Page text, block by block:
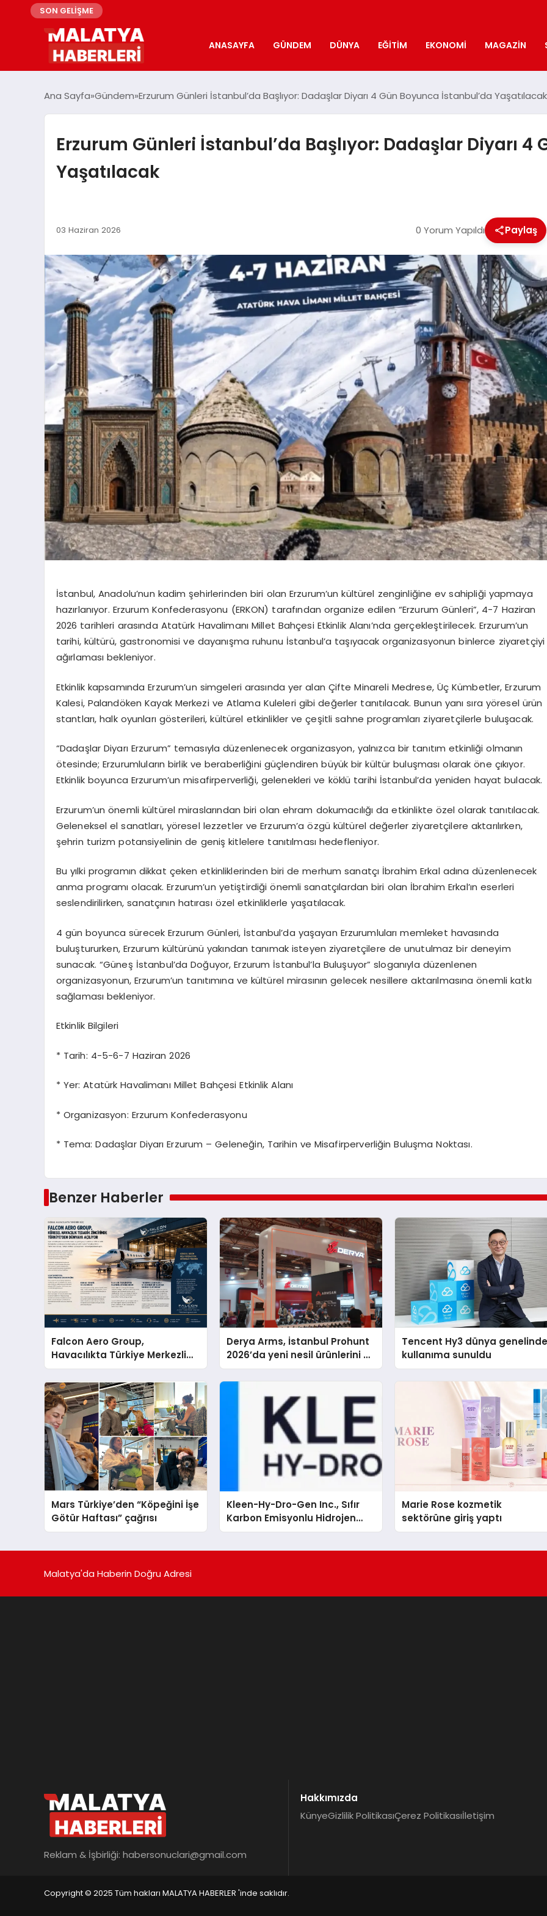
SON GELİŞME
ANASAYFA GÜNDEM DÜNYA EĞITIM EKONOMI MAGAZIN
Ana Sayfa Gündem Erzurum Günleri İstanbul’da Başlıyor: Dadaşlar Diyarı 4 Gün Boyunca İstanbul’da Yaşatılacak
Erzurum Günleri İstanbul’da Başlıyor: Dadaşlar Diyarı
Yaşatılacak
03 Haziran 2026 0 Yorum Yapıldı Paylaş
İstanbul, Anadolu’nun kadim şehirlerinden biri olan Erzurum’un kültürel zenginliğine ev sahipliği yapmaya
hazırlanıyor. Erzurum Konfederasyonu (ERKON) tarafından organize edilen “Erzurum Günleri”, 4-7 Haziran
2026 tarihleri arasında Atatürk Havalimanı Millet Bahçesi Etkinlik Alanı’nda gerçekleştirilecek. Erzurum’un
tarihi, kültürü, gastronomisi ve dayanışma ruhunu İstanbul’a taşıyacak organizasyonun binlerce ziyaretçiyi
ağırlaması bekleniyor.
Etkinlik kapsamında Erzurum’un simgeleri arasında yer alan Çifte Minareli Medrese, Üç Kümbetler, Erzurum
Kalesi, Palandöken Kayak Merkezi ve Atlama Kuleleri gibi değerler tanıtılacak. Bunun yanı sıra yöresel ürün
stantları, halk oyunları gösterileri, kültürel etkinlikler ve çeşitli sahne programları ziyaretçilerle buluşacak.
“Dadaşlar Diyarı Erzurum” temasıyla düzenlenecek organizasyon, yalnızca bir tanıtım etkinliği olmanın
ötesinde; Erzurumluların birlik ve beraberliğini güçlendiren büyük bir kültür buluşması olarak öne çıkıyor.
Etkinlik boyunca Erzurum’un misafirperverliği, gelenekleri ve köklü tarihi İstanbul’da yeniden hayat bulacak.
Erzurum’un önemli kültürel miraslarından biri olan ehram dokumacılığı da etkinlikte özel olarak tanıtılacak.
Geleneksel el sanatları, yöresel lezzetler ve Erzurum’a özgü kültürel değerler ziyaretçilere aktarılırken,
şehrin turizm potansiyelinin de geniş kitlelere tanıtılması hedefleniyor.
Bu yılki programın dikkat çeken etkinliklerinden biri de merhum sanatçı İbrahim Erkal adına düzenlenecek
anma programı olacak. Erzurum’un yetiştirdiği önemli sanatçılardan biri olan İbrahim Erkal’ın eserleri
seslendirilirken, sanatçının hatırası özel etkinliklerle yaşatılacak.
4 gün boyunca sürecek Erzurum Günleri, İstanbul’da yaşayan Erzurumluları memleket havasında
buluştururken, Erzurum kültürünü yakından tanımak isteyen ziyaretçilere de unutulmaz bir deneyim
sunacak. “Güneş İstanbul’da Doğuyor, Erzurum İstanbul’la Buluşuyor” sloganıyla düzenlenen
organizasyonun, Erzurum’un tanıtımına ve kültürel mirasının gelecek nesillere aktarılmasına önemli katkı
sağlaması bekleniyor.
Etkinlik Bilgileri
* Tarih: 4-5-6-7 Haziran 2026
* Yer: Atatürk Havalimanı Millet Bahçesi Etkinlik Alanı
* Organizasyon: Erzurum Konfederasyonu
* Tema: Dadaşlar Diyarı Erzurum – Geleneğin, Tarihin ve Misafirperverliğin Buluşma Noktası.
Benzer Haberler
Falcon Aero Group,
Havacılıkta Türkiye Merkezli
Küresel Çözüm Ortağı Olma
Yolunda İlerliyor
Derya Arms, İstanbul Prohunt
2026’da yeni nesil ürünlerini ve
global marka vizyonunu
sergiledi
Tencent Hy3 dünya
kullanıma sunuldu
Mars Türkiye’den “Köpeğini İşe
Götür Haftası” çağrısı
Kleen-Hy-Dro-Gen Inc., Sıfır
Karbon Emisyonlu Hidrojen
Isıtma Teknolojisinde ISO ve
Marie Rose kozmetik
sektörüne giriş yaptı
Malatya'da Haberin Doğru Adresi
Reklam & İşbirliği: habersonuclari@gmail.com
Hakkımızda
KünyeGizlilik PolitikasıÇerez Politikasıİletişim
Copyright © 2025 Tüm hakları MALATYA HABERLER 'inde saklıdır.